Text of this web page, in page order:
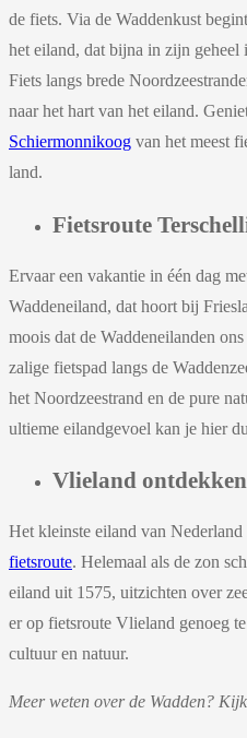
de fiets. Via de Waddenkust
het eiland, dat bijna in zijn
Fiets langs brede
naar het hart van het eiland.
Schiermonnikoog van het meest
land.
Fietsroute
Ervaar een vakantie in één dag
Waddeneiland, dat hoort bij
moois dat de Waddeneilanden
zalige fietspad langs de
het Noordzeestrand en de pure
ultieme eilandgevoel kan je hier
Vlieland
Het kleinste eiland van Nederland
fietsroute. Helemaal als de zon
eiland uit 1575, uitzichten over
er op fietsroute Vlieland genoeg
cultuur en natuur.
Meer weten over de Wadden?